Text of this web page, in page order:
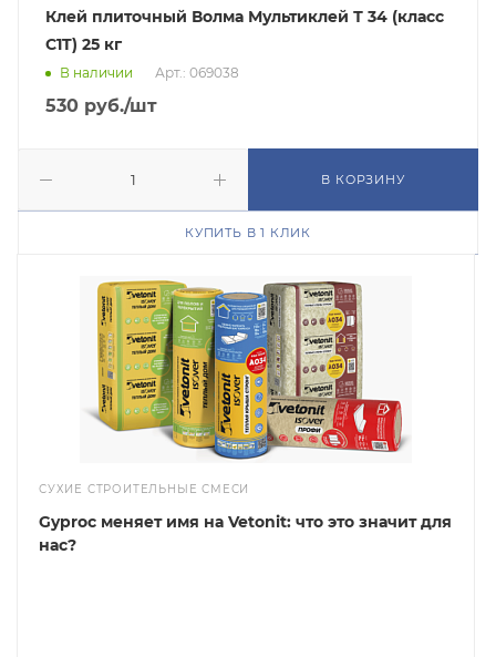
Клей плиточный Волма Мультиклей Т 34 (класс
C1T) 25 кг
В наличии Арт.: 069038
530 руб./шт
В КОРЗИНУ
КУПИТЬ В 1 КЛИК
СУХИЕ СТРОИТЕЛЬНЫЕ СМЕСИ
Gyproc меняет имя на Vetonit: что это значит для
нас?